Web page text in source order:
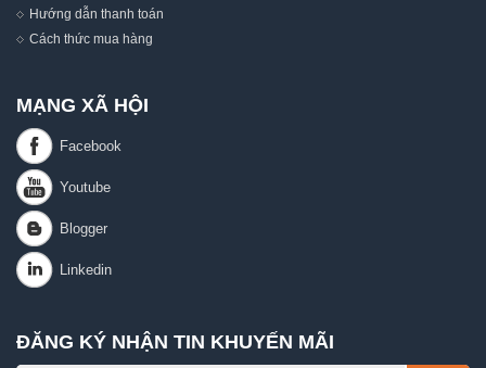
Hướng dẫn thanh toán
Cách thức mua hàng
MẠNG XÃ HỘI
ĐĂNG KÝ NHẬN TIN KHUYẾN MÃI